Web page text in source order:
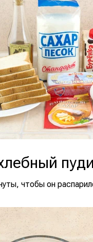
чтобы он